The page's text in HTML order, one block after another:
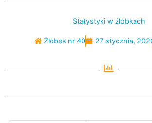
Statystyki w żłobkach
Żłobek nr 40 27 stycznia,